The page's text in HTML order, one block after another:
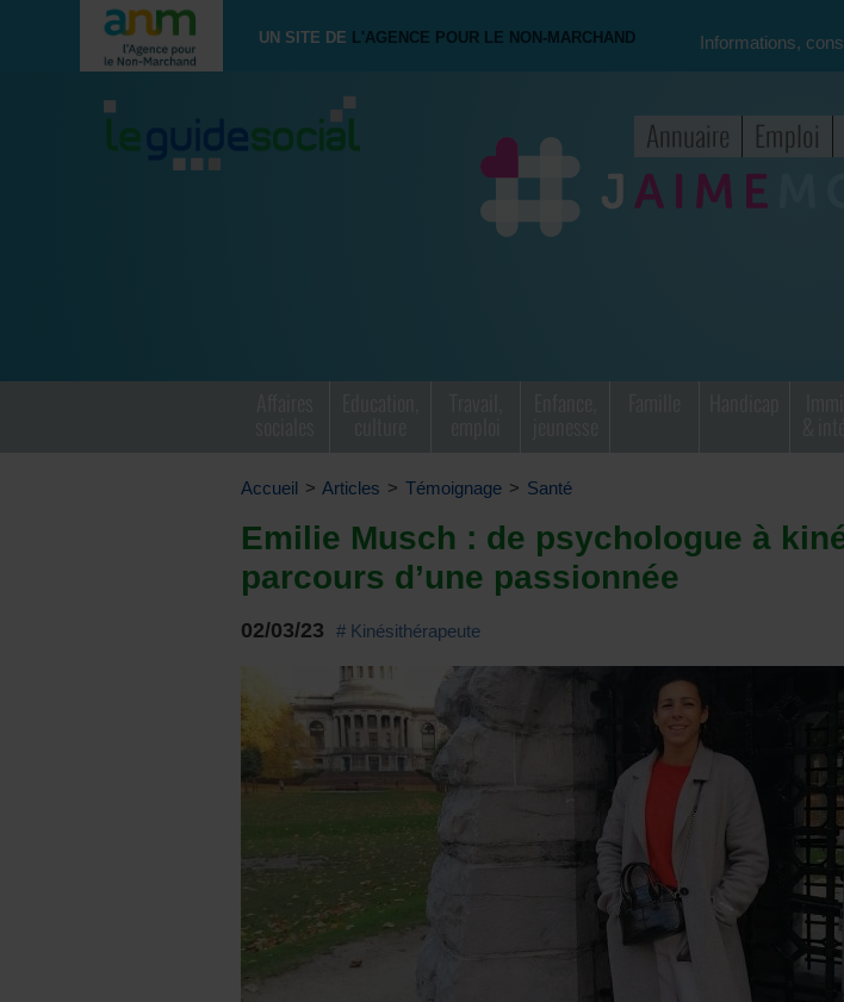
UN SITE DE L'AGENCE POUR LE NON-MARCHAND Informations,
Annuaire Emploi
Accueil > Articles > Témoignage > Santé
Emilie Musch : de psychologue à
parcours d’une passionnée
02/03/23 # Kinésithérapeute